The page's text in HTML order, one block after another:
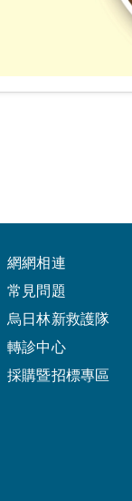
網網相連
常見問題
烏日林新救護隊
轉診中心
採購暨招標專區